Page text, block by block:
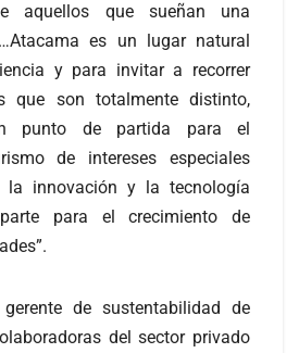
aquellos que sueñan una
es un lugar natural
y para invitar a recorrer
que son totalmente distinto,
punto de partida para el
de intereses especiales
la innovación y la tecnología
para el crecimiento de
de sustentabilidad de
del sector privado